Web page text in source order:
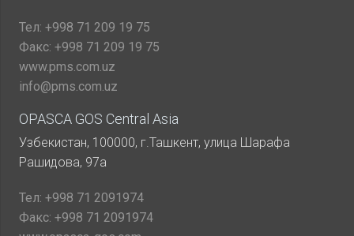
Тел: +998 71 209 19 75
Факс: +998 71 209 19 75
www.pms.com.uz
info@pms.com.uz
OPASCA GOS Central Asia
Узбекистан, 100000, г.Ташкент, улица Шарафа
Рашидова, 97а
Тел: +998 71 2091974
Факс: +998 71 2091974